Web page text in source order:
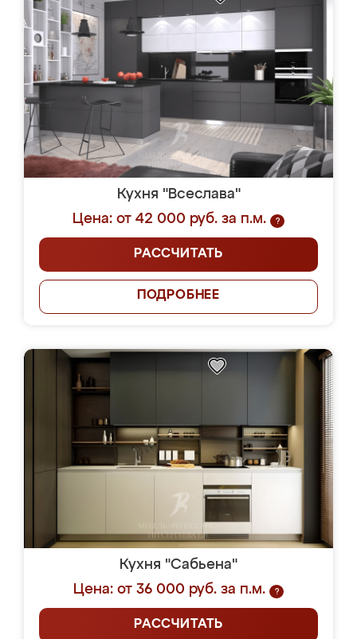
Кухня "Всеслава"
Цена: от 42 000 руб. за п.м.
?
РАССЧИТАТЬ
ПОДРОБНЕЕ
Кухня "Сабьена"
Цена: от 36 000 руб. за п.м.
?
РАССЧИТАТЬ